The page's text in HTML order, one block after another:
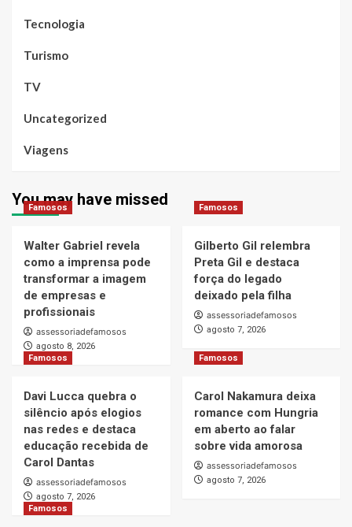
Tecnologia
Turismo
TV
Uncategorized
Viagens
You may have missed
Famosos
Walter Gabriel revela
como a imprensa pode
transformar a imagem
de empresas e
profissionais
assessoriadefamosos
agosto 8, 2026
Famosos
Gilberto Gil relembra
Preta Gil e destaca
força do legado
deixado pela filha
assessoriadefamosos
agosto 7, 2026
Famosos
Davi Lucca quebra o
silêncio após elogios
nas redes e destaca
educação recebida de
Carol Dantas
assessoriadefamosos
agosto 7, 2026
Famosos
Carol Nakamura deixa
romance com Hungria
em aberto ao falar
sobre vida amorosa
assessoriadefamosos
agosto 7, 2026
Famosos